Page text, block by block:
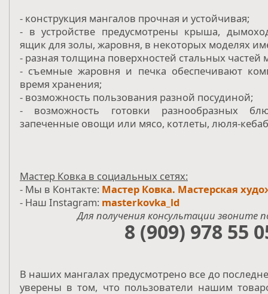
- конструкция мангалов прочная и устойчивая;
- в устройстве предусмотрены крыша,
ящик для золы, жаровня, в некоторых моделях
- разная толщина поверхностей стальных частей
- съемные жаровня и печка обеспечивают
время хранения;
- возможность пользования разной посудиной;
- возможность готовки разнообразных
запеченные овощи или мясо, котлеты, люля-
Мастер Ковка в социальных сетях:
- Мы в Контакте: Мастер Ковка. Мастерская
- Наш Instagram: masterkovka_ld
Для получения консультации звоните
8 (909) 978 55
В наших мангалах предусмотрено все до
уверены в том, что пользователи нашим